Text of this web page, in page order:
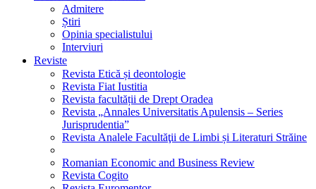
Admitere
Știri
Opinia specialistului
Interviuri
Reviste
Revista Etică și deontologie
Revista Fiat Iustitia
Revista facultății de Drept Oradea
Revista „Annales Universitatis Apulensis – Series
Jurisprudentia”
Revista Analele Facultăţii de Limbi și Literaturi Străine
Romanian Economic and Business Review
Revista Cogito